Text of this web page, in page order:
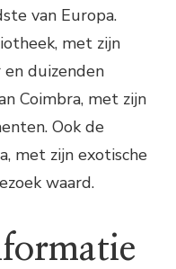
van Europa.
met zijn
duizenden
Coimbra, met zijn
Ook de
met zijn exotische
waard.